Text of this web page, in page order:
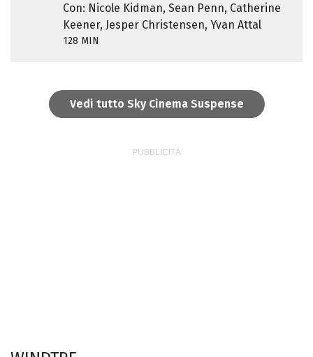
Con: Nicole Kidman, Sean Penn, Catherine
Keener, Jesper Christensen, Yvan Attal
128 MIN
Vedi tutto Sky Cinema Suspense